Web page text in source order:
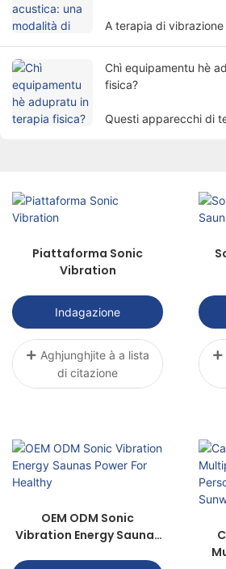
A terapia di
Chì equipamentu hè
fisica?
Questi apparecchi di
guariscenza è
Piattaforma Sonic
Vibration
Indagazione
Aghjunghjite à a lista
di citazione
OEM ODM Sonic
Vibration Energy Saunas